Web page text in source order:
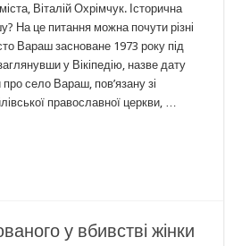
Віталій Охрімчук. Історична
На це питання можна почути різні
Вараш засноване 1973 року під
у Вікіпедію, назве дату
село Вараш, пов’язану зі
православної церкви, …
у вбивстві жінки